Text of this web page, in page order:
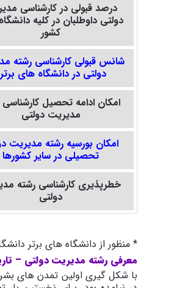
درصد قبولی در کارشناسی
دولتیداوطلبان در کلیه
کشور
شانس قبولی کارشناسیرشته
دولتیدر دانشگاه های
امکان ادامه تحصیل کارشناسی
مدیریت دولتی
امکان بورسیه رشته مدیریت
تحصیلی در سایر کشورها
خطرپذیری کارشناسیرشته
دولتی
* منظور از دانشگاه های برتر
معرفی رشته مدیریت دولتی –
با شکل گیری اولین تمدن های